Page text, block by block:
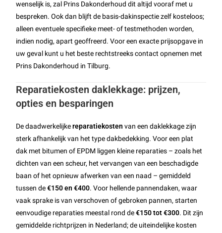
wenselijk is, zal Prins Dakonderhoud dit altijd vooraf met u
bespreken. Ook dan blijft de basis-dakinspectie zelf kosteloos;
alleen eventuele specifieke meet- of testmethoden worden,
indien nodig, apart geoffreerd. Voor een exacte prijsopgave in
uw geval kunt u het beste rechtstreeks contact opnemen met
Prins Dakonderhoud in Tilburg.
Reparatiekosten daklekkage: prijzen,
opties en besparingen
De daadwerkelijkereparatiekosten van een daklekkage zijn
sterk afhankelijk van het type dakbedekking. Voor een plat
dak met bitumen of EPDM liggen kleine reparaties – zoals het
dichten van een scheur, het vervangen van een beschadigde
baan of het opnieuw afwerken van een naad – gemiddeld
tussen de€150 en €400. Voor hellende pannendaken, waar
vaak sprake is van verschoven of gebroken pannen, starten
eenvoudige reparaties meestal rond de€150 tot €300. Dit zijn
gemiddelde richtprijzen in Nederland; de uiteindelijke kosten